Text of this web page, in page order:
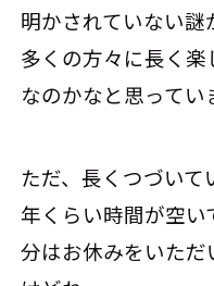
明かされていない
多くの方々に長く
なのかなと思ってい
ただ、長くつづい
年くらい時間が空
分はお休みをいた